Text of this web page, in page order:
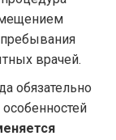
пребывания
врачей.
обязательно